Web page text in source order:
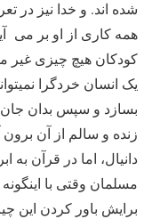
شده اند. و خدا نیز در
همه کاری از او بر می
کودکان هیچ چیزی غیر
یک انسان خردگرا
بسازد و سپس بدان جان
زنده و سالم از آن
دانیال، اما در قرآن
مسلمان وقتی با
برایش باور کردن این